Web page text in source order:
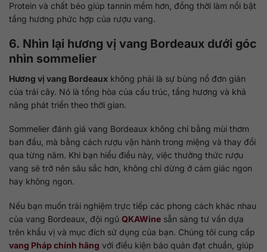
Protein và chất béo giúp tannin mềm hơn, đồng thời làm nổi bật
tầng hương phức hợp của rượu vang.
6. Nhìn lại hương vị vang Bordeaux dưới góc
nhìn sommelier
Hương vị vang Bordeaux không phải là sự bùng nổ đơn giản
của trái cây. Nó là tổng hòa của cấu trúc, tầng hương và khả
năng phát triển theo thời gian.
Sommelier đánh giá vang Bordeaux không chỉ bằng mùi thơm
ban đầu, mà bằng cách rượu vận hành trong miệng và thay đổi
qua từng năm. Khi bạn hiểu điều này, việc thưởng thức rượu
vang sẽ trở nên sâu sắc hơn, không chỉ dừng ở cảm giác ngon
hay không ngon.
Nếu bạn muốn trải nghiệm trực tiếp các phong cách khác nhau
của vang Bordeaux, đội ngũ QKAWine sẵn sàng tư vấn dựa
trên khẩu vị và mục đích sử dụng của bạn. Chúng tôi cung cấp
vang Pháp chính hãng với điều kiện bảo quản đạt chuẩn, giúp